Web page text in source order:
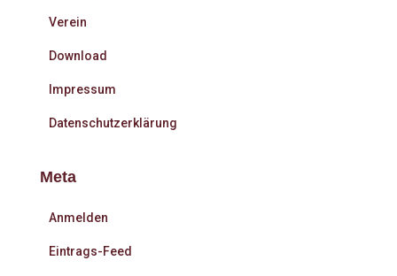
Verein
Download
Impressum
Datenschutzerklärung
Meta
Anmelden
Eintrags-Feed